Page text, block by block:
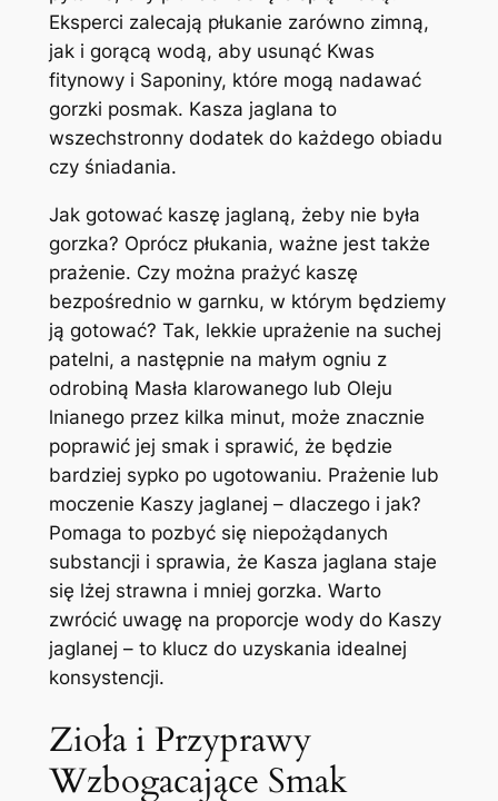
Eksperci zalecają płukanie zarówno zimną,
jak i gorącą wodą, aby usunąć Kwas
fitynowy i Saponiny, które mogą nadawać
gorzki posmak. Kasza jaglana to
wszechstronny dodatek do każdego obiadu
czy śniadania.
Jak gotować kaszę jaglaną, żeby nie była
gorzka? Oprócz płukania, ważne jest także
prażenie. Czy można prażyć kaszę
bezpośrednio w garnku, w którym będziemy
ją gotować? Tak, lekkie uprażenie na suchej
patelni, a następnie na małym ogniu z
odrobiną Masła klarowanego lub Oleju
lnianego przez kilka minut, może znacznie
poprawić jej smak i sprawić, że będzie
bardziej sypko po ugotowaniu. Prażenie lub
moczenie Kaszy jaglanej – dlaczego i jak?
Pomaga to pozbyć się niepożądanych
substancji i sprawia, że Kasza jaglana staje
się lżej strawna i mniej gorzka. Warto
zwrócić uwagę na proporcje wody do Kaszy
jaglanej – to klucz do uzyskania idealnej
konsystencji.
Zioła i Przyprawy
Wzbogacające Smak